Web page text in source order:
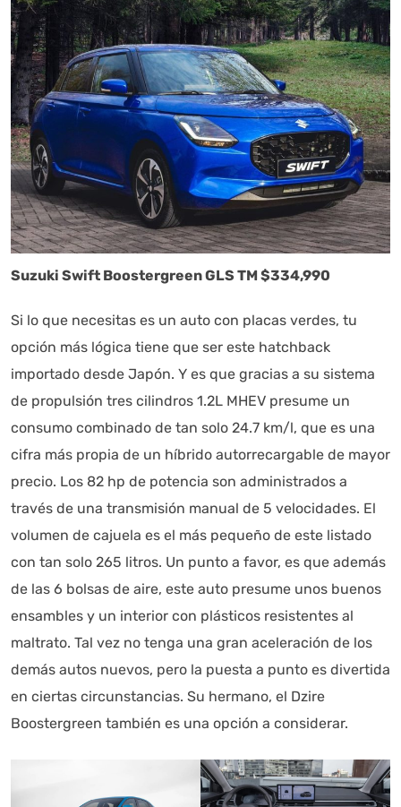
Suzuki Swift Boostergreen GLS TM $334,990
Si lo que necesitas es un auto con placas verdes, tu
opción más lógica tiene que ser este hatchback
importado desde Japón. Y es que gracias a su sistema
de propulsión tres cilindros 1.2L MHEV presume un
consumo combinado de tan solo 24.7 km/l, que es una
cifra más propia de un híbrido autorrecargable de mayor
precio. Los 82 hp de potencia son administrados a
través de una transmisión manual de 5 velocidades. El
volumen de cajuela es el más pequeño de este listado
con tan solo 265 litros. Un punto a favor, es que además
de las 6 bolsas de aire, este auto presume unos buenos
ensambles y un interior con plásticos resistentes al
maltrato. Tal vez no tenga una gran aceleración de los
demás autos nuevos, pero la puesta a punto es divertida
en ciertas circunstancias. Su hermano, el Dzire
Boostergreen también es una opción a considerar.